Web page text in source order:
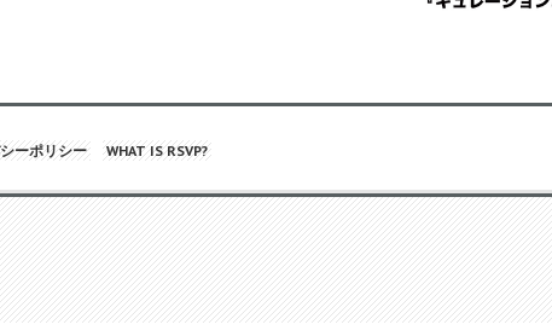
ーポリシー WHAT IS RSVP?